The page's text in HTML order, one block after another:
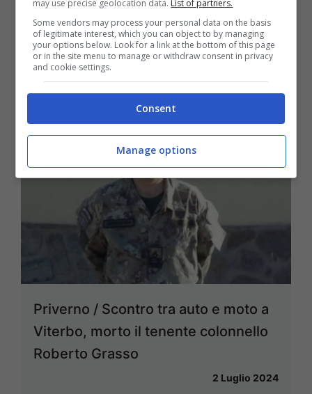
Frosinone-Mare: la vittima è Ernesto
Colapietro di Ceccano
9 Luglio 2024
Priverno / Scontro tra auto e moto a
Viterbo, morto il tenente colonnello
Roberto Grasso
2 Luglio 2024
may use precise geolocation data. List of partners.
Some vendors may process your personal data on the basis
of legitimate interest, which you can object to by managing
your options below. Look for a link at the bottom of this page
or in the site menu to manage or withdraw consent in privacy
and cookie settings.
Consent
Manage options